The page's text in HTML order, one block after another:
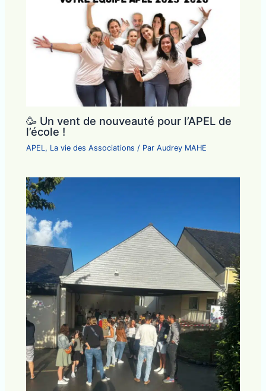
🥳 Un vent de nouveauté pour l’APEL de
l’école !
APEL , La vie des Associations / ParAudrey MAHE